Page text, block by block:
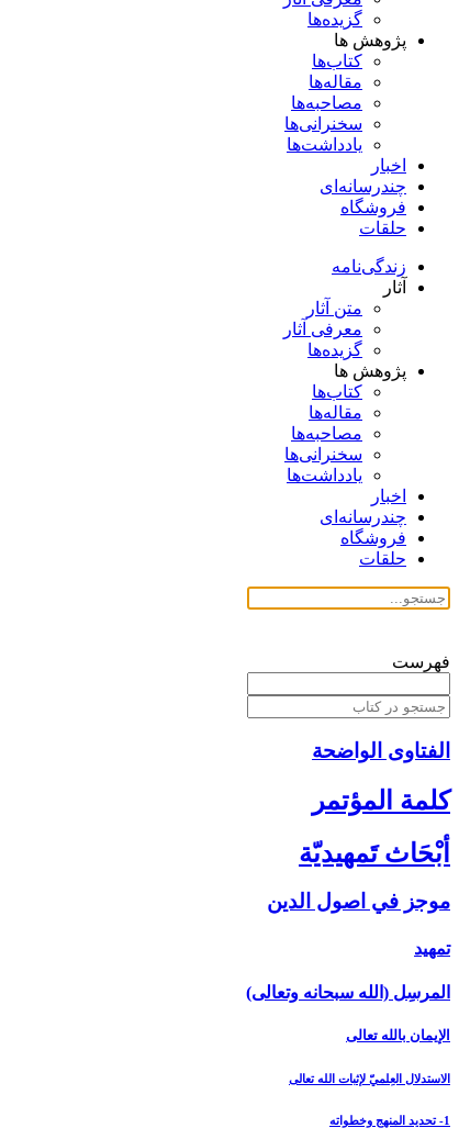
گزیده‌ها
پژوهش ها
کتاب‌ها
مقاله‌ها
مصاحبه‌ها
سخنرانی‌ها
یادداشت‌ها
اخبار
چندرسانه‌ای
فروشگاه
حلقات
زندگی‌نامه
آثار
متن آثار
معرفی آثار
گزیده‌ها
پژوهش ها
کتاب‌ها
مقاله‌ها
مصاحبه‌ها
سخنرانی‌ها
یادداشت‌ها
اخبار
چندرسانه‌ای
فروشگاه
حلقات
فهرست
الفتاوی الواضحة
كلمة المؤتمر
أبْحَاث تَمهيديّة
موجز في اصول الدين‏
تمهيد
المرسِل (الله سبحانه وتعالى)
الإيمان بالله تعالى‏
الاستدلال العِلميّ لإثبات الله تعالى‏
1- تحديد المنهج وخطواته